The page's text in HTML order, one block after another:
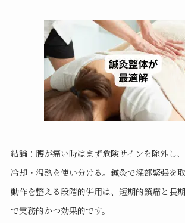
結論：腰が痛い時はまず危険サインを除外し
冷却・温熱を使い分ける。鍼灸で深部緊張を
動作を整える段階的併用は、短期的鎮痛と長
で実務的かつ効果的です。